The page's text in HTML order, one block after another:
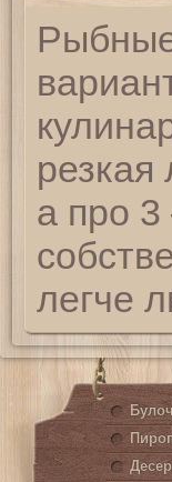
а про 3
легче